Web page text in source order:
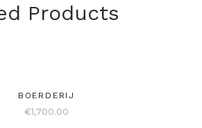
Products
BOERDERIJ
€1,700.00